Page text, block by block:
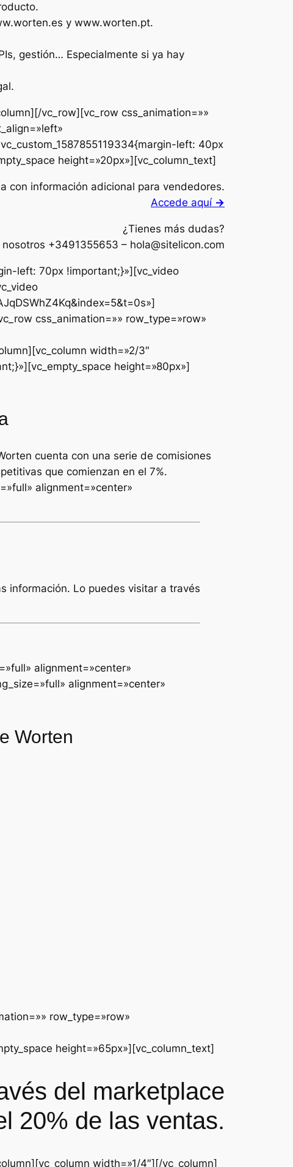
y www.worten.pt.
gestión… Especialmente si ya hay
vc_row][vc_row css_animation=»»
left: 40px
height=»20px»][vc_column_text]
con información adicional para vendedores.
Accede aquí →
¿Tienes más dudas?
+3491355653 – hola@sitelicon.com
left: 70px !important;}»][vc_video
css_animation=»» row_type=»row»
width=»2/3″
height=»80px»]
cuenta con una serie de comisiones
que comienzan en el 7%.
alignment=»center»
información. Lo puedes visitar a través
alignment=»center»
alignment=»center»
Worten
row_type=»row»
height=»65px»][vc_column_text]
del marketplace
20% de las ventas.
width=»1/4″][/vc_column]